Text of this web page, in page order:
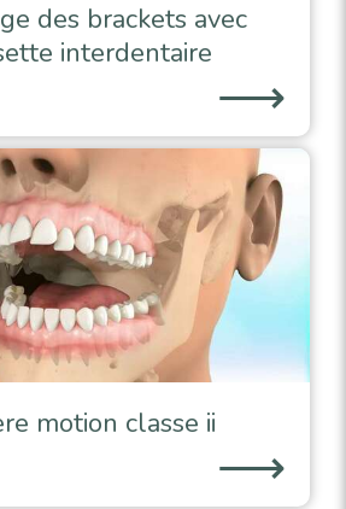
des brackets avec
interdentaire
⟶
motion classe ii
⟶